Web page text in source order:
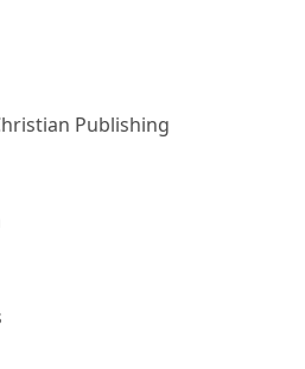
Publishing